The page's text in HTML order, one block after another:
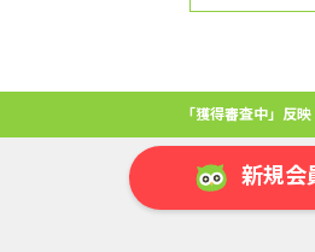
「獲得審査中」反
新規会